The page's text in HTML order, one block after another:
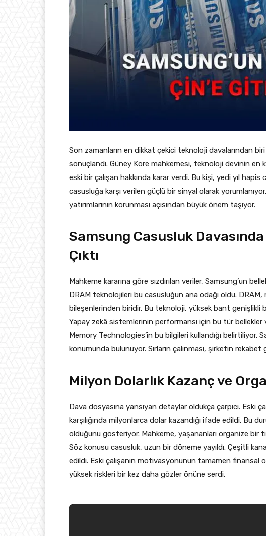
Son zamanların en dikkat çekici teknoloji davalarından
sonuçlandı. Güney Kore mahkemesi, teknoloji devinin en
eski bir çalışan hakkında karar verdi. Bu kişi, yedi yıl hapis
casusluğa karşı verilen güçlü bir sinyal olarak
yatırımlarının korunması açısından büyük önem taşıyor.
Samsung Casusluk Davasında
Çıktı
Mahkeme kararına göre sızdırılan veriler, Samsung’un
DRAM teknolojileri bu casusluğun ana odağı oldu.
bileşenlerinden biridir. Bu teknoloji, yüksek bant genişlikli
Yapay zekâ sistemlerinin performansı için bu tür
Memory Technologies’in bu bilgileri kullandığı belirtiliyor.
konumunda bulunuyor. Sırların çalınması, şirketin
Milyon Dolarlık Kazanç ve
Dava dosyasına yansıyan detaylar oldukça çarpıcı. Eski
karşılığında milyonlarca dolar kazandığı ifade edildi. Bu
olduğunu gösteriyor. Mahkeme, yaşananları organize bir
Söz konusu casusluk, uzun bir döneme yayıldı. Çeşitli
edildi. Eski çalışanın motivasyonunun tamamen finansal
yüksek riskleri bir kez daha gözler önüne serdi.